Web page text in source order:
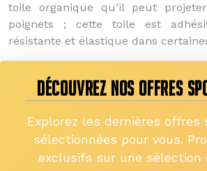
toile organique qu’il peut
poignets ; cette toile est
résistante et élastique dans
DÉCOUVREZ NOS OFFRES
Explorez les dernières offres
sélectionnées pour vous.
exclusifs sur une sélection